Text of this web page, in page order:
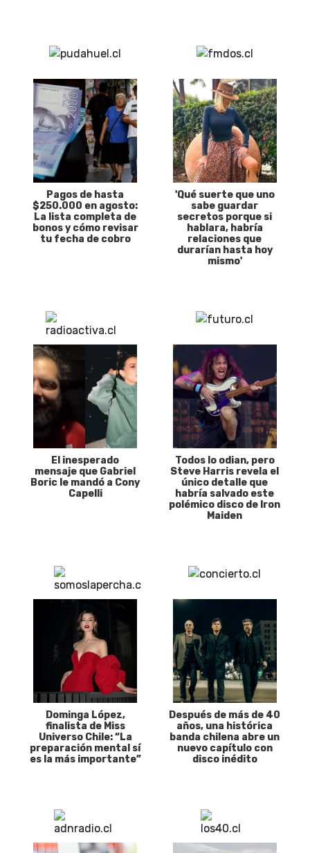
Pagos de hasta
$250.000 en agosto:
La lista completa de
bonos y cómo revisar
tu fecha de cobro
'Qué suerte que uno
sabe guardar
secretos porque si
hablara, habría
relaciones que
durarían hasta hoy
mismo'
El inesperado
mensaje que Gabriel
Boric le mandó a Cony
Capelli
Todos lo odian, pero
Steve Harris revela el
único detalle que
habría salvado este
polémico disco de Iron
Maiden
Dominga López,
finalista de Miss
Universo Chile: “La
preparación mental sí
es la más importante”
Después de más de 40
años, una histórica
banda chilena abre un
nuevo capítulo con
disco inédito